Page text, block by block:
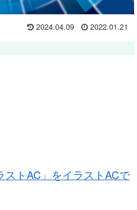
2024.04.09 2022.01.21
トAC」をイラストACで